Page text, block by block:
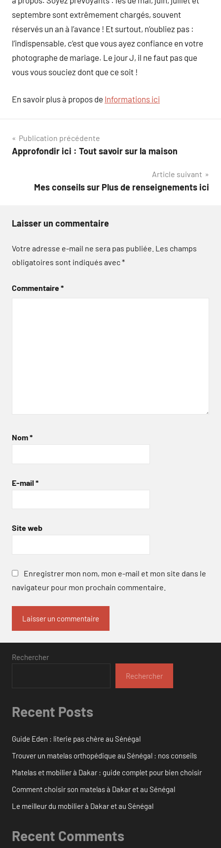
septembre sont extrêmement chargés, souvent
réservés un an à l’avance ! Et surtout, n’oubliez pas :
l’indispensable, c’est que vous ayez confiance en votre
photographe de mariage. Le jour J, il ne faut pas que
vous vous souciez dont que ce soit !
En savoir plus à propos de Informations ici
Navigation
de
Publication précédente
Approfondir ici : Tout savoir sur la maison
Article suivant
Mes conseils sur Plus de renseignements ici
Laisser un commentaire
Votre adresse e-mail ne sera pas publiée. Les champs
obligatoires sont indiqués avec*
Commentaire*
Nom*
E-mail *
Site web
Enregistrer mon nom, mon e-mail et mon site dans le
navigateur pour mon prochain commentaire.
Rechercher
Rechercher
Recent Posts
Guide Eden : literie pas chère au Sénégal
Trouver un matelas orthopédique au Sénégal : nos conseils
Matelas et mobilier à Dakar : guide complet pour bien choisir
Comment choisir son matelas à Dakar et au Sénégal
Le meilleur du mobilier à Dakar et au Sénégal
Recent Comments